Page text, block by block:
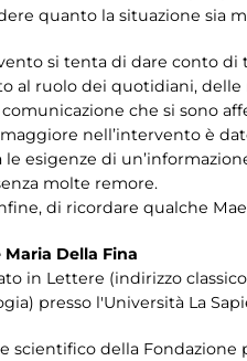
quanto la situazione sia
si tenta di dare conto
al ruolo dei quotidiani, delle
che si sono
maggiore nell’intervento è
esigenze di
molte remore.
di ricordare qualche
Maria Della Fina
in Lettere (indirizzo
presso l'Università La
scientifico della Fondazione